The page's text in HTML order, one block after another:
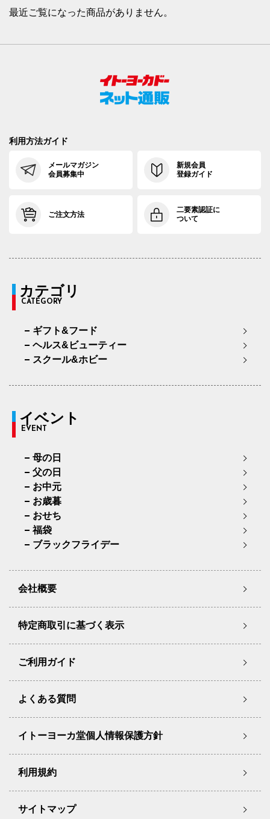
最近ご覧になった商品がありません。
利用方法ガイド
メールマガジン
会員募集中
新規会員
登録ガイド
ご注文方法
二要素認証に
ついて
カテゴリ
CATEGORY
ギフト&フード
ヘルス&ビューティー
スクール&ホビー
イベント
EVENT
母の日
父の日
お中元
お歳暮
おせち
福袋
ブラックフライデー
会社概要
特定商取引に基づく表示
ご利用ガイド
よくある質問
イトーヨーカ堂個人情報保護方針
利用規約
サイトマップ